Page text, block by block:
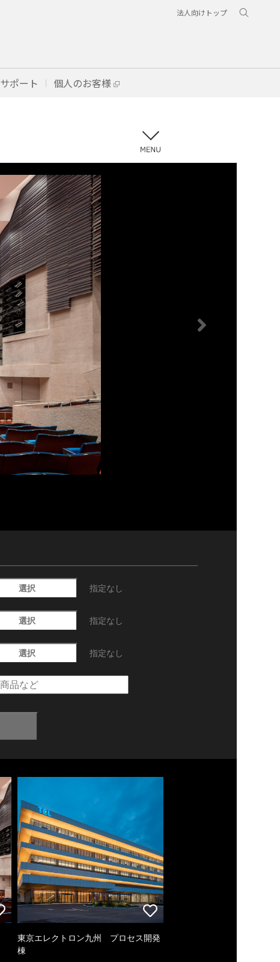
法人向けトップ
サポート 個人のお客様
選択 指定なし
選択 指定なし
選択 指定なし
東京エレクトロン九州 プロセス開発
棟